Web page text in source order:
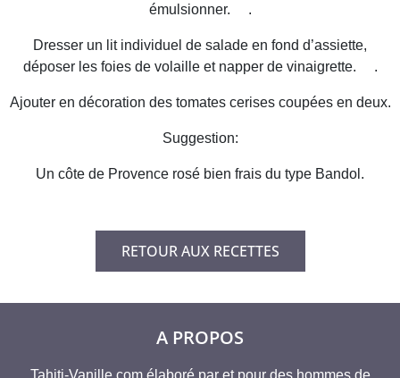
émulsionner. .
Dresser un lit individuel de salade en fond d’assiette,
déposer les foies de volaille et napper de vinaigrette. .
Ajouter en décoration des tomates cerises coupées en deux.
Suggestion:
Un côte de Provence rosé bien frais du type Bandol.
RETOUR AUX RECETTES
A PROPOS
Tahiti-Vanille.com élaboré par et pour des hommes de